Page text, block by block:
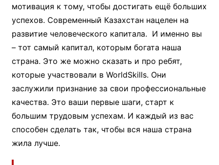
мотивация к тому, чтобы достигать ещё больших
успехов. Современный Казахстан нацелен на
развитие человеческого капитала. И именно вы
– тот самый капитал, которым богата наша
страна. Это же можно сказать и про ребят,
которые участвовали в WorldSkills. Они
заслужили признание за свои профессиональные
качества. Это ваши первые шаги, старт к
большим трудовым успехам. И каждый из вас
способен сделать так, чтобы вся наша страна
жила лучше.